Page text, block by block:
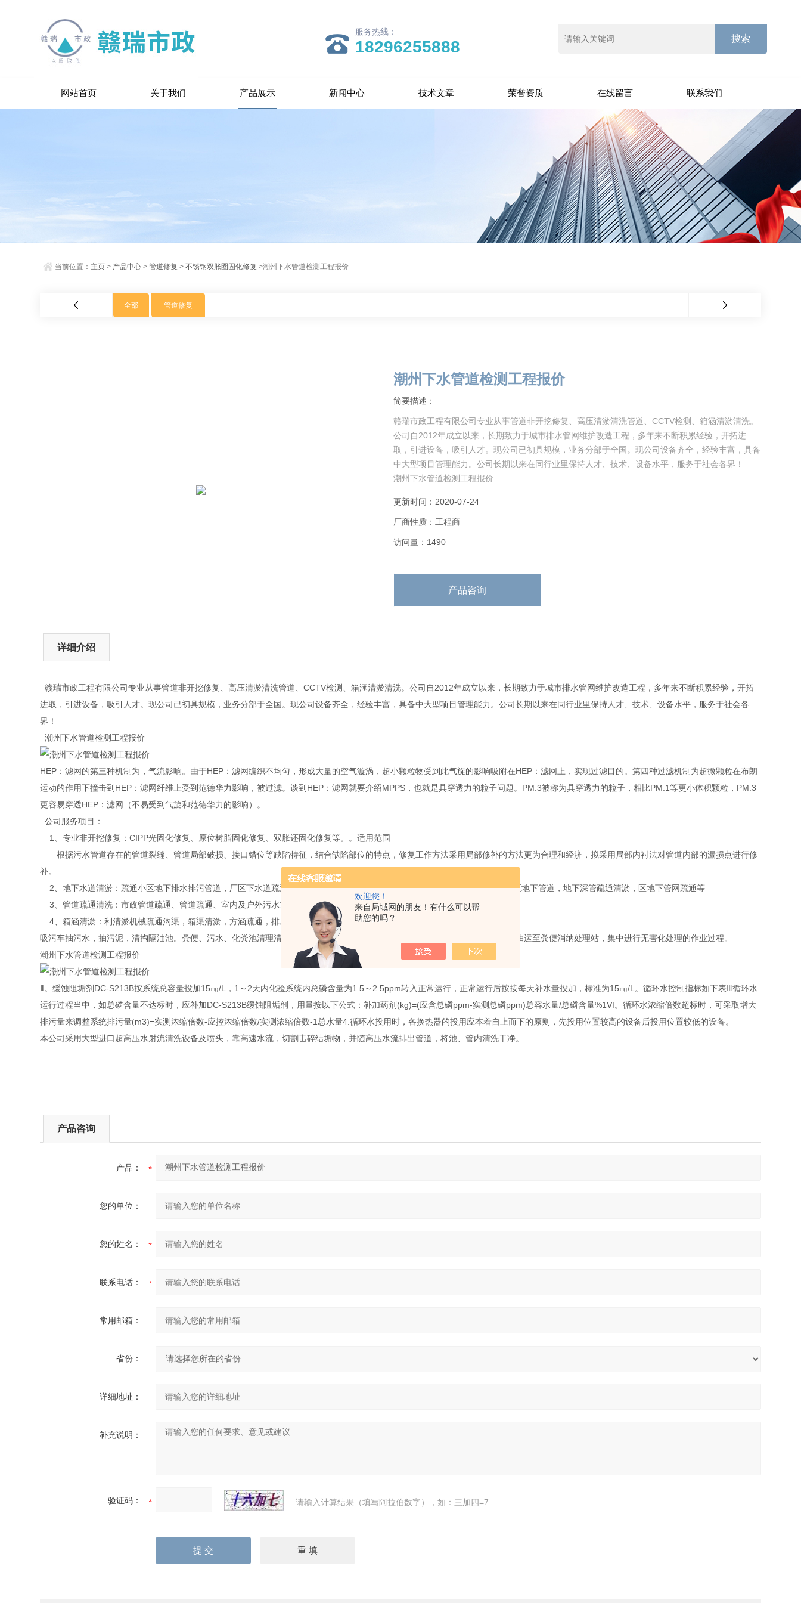
欢迎您！
来自局域网的朋友！有什么可以帮
助您的吗？
服务热线：
18296255888
网站首页 关于我们 产品展示 新闻中心 技术文章 荣誉资质 在线留言 联系我们
当前位置： 主页 > 产品中心 >管道修复 >不锈钢双胀圈固化修复 >潮州下水管道检测工程报价
全部 管道修复
潮州下水管道检测工程报价
简要描述：
赣瑞市政工程有限公司专业从事管道非开挖修复、高压清淤清洗管道、CCTV检测、箱涵清淤清洗。
公司自2012年成立以来，长期致力于城市排水管网维护改造工程，多年来不断积累经验，开拓进
取，引进设备，吸引人才。现公司已初具规模，业务分部于全国。现公司设备齐全，经验丰富，具备
中大型项目管理能力。公司长期以来在同行业里保持人才、技术、设备水平，服务于社会各界！
潮州下水管道检测工程报价
更新时间：2020-07-24
厂商性质：工程商
访问量：1490
产品咨询
详细介绍
赣瑞市政工程有限公司专业从事管道非开挖修复、高压清淤清洗管道、CCTV检测、箱涵清淤清洗。公司自2012年成立以来，长期致力于城市排水管网维护改造工程，多年来不断积累经验，开拓
进取，引进设备，吸引人才。现公司已初具规模，业务分部于全国。现公司设备齐全，经验丰富，具备中大型项目管理能力。公司长期以来在同行业里保持人才、技术、设备水平，服务于社会各
界！
潮州下水管道检测工程报价
HEP：滤网的第三种机制为，气流影响。由于HEP：滤网编织不均匀，形成大量的空气漩涡，超小颗粒物受到此气旋的影响吸附在HEP：滤网上，实现过滤目的。第四种过滤机制为超微颗粒在布朗
运动的作用下撞击到HEP：滤网纤维上受到范德华力影响，被过滤。谈到HEP：滤网就要介绍MPPS，也就是具穿透力的粒子问题。PM.3被称为具穿透力的粒子，相比PM.1等更小体积颗粒，PM.3
更容易穿透HEP：滤网（不易受到气旋和范德华力的影响）。
公司服务项目：
1、专业非开挖修复：CIPP光固化修复、原位树脂固化修复、双胀还固化修复等。。适用范围
根据污水管道存在的管道裂缝、管道局部破损、接口错位等缺陷特征，结合缺陷部位的特点，修复工作方法采用局部修补的方法更为合理和经济，拟采用局部内衬法对管道内部的漏损点进行修
补。
2、地下水道清淤：疏通小区地下排水排污管道，厂区下水道疏通，村镇下水道清疏，街道下水管道清淤长年承包服务，清理社区地下管道，地下深管疏通清淤，区地下管网疏通等
3、管道疏通清洗：市政管道疏通、管道疏通、室内及户外污水主管道疏通、各种疑难管道疏通。
4、箱涵清淤：利清淤机械疏通沟渠，箱渠清淤，方涵疏通，排水渠清洗，涵箱清淤，疏通渠道服务。
吸污车抽污水，抽污泥，清掏隔油池。粪便、污水、化粪池清理清运主要指化粪池、污水池、沉淀池、厕所，通过粪便清运车辆，抽运至粪便消纳处理站，集中进行无害化处理的作业过程。
潮州下水管道检测工程报价
Ⅱ。缓蚀阻垢剂DC-S213B按系统总容量投加15㎎/L，1～2天内化验系统内总磷含量为1.5～2.5ppm转入正常运行，正常运行后按按每天补水量投加，标准为15㎎/L。循环水控制指标如下表Ⅲ循环水
运行过程当中，如总磷含量不达标时，应补加DC-S213B缓蚀阻垢剂，用量按以下公式：补加药剂(kg)=(应含总磷ppm-实测总磷ppm)总容水量/总磷含量%1Ⅵ。循环水浓缩倍数超标时，可采取增大
排污量来调整系统排污量(m3)=实测浓缩倍数-应控浓缩倍数/实测浓缩倍数-1总水量4.循环水投用时，各换热器的投用应本着自上而下的原则，先投用位置较高的设备后投用位置较低的设备。
本公司采用大型进口超高压水射流清洗设备及喷头，靠高速水流，切割击碎结垢物，并随高压水流排出管道，将池、管内清洗干净。
产品咨询
产品：
您的单位：
您的姓名：
联系电话：
常用邮箱：
省份：
详细地址：
补充说明：
验证码： 请输入计算结果（填写阿拉伯数字），如：三加四=7